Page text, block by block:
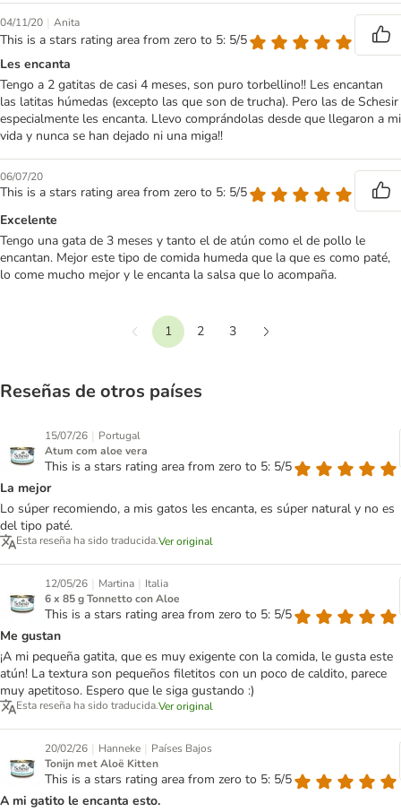
04/11/20 | Anita
This is a stars rating area from zero to 5: 5/5
Les encanta
Tengo a 2 gatitas de casi 4 meses, son puro torbellino!! Les encantan
las latitas húmedas (excepto las que son de trucha). Pero las de Schesir
especialmente les encanta. Llevo comprándolas desde que llegaron a mi
vida y nunca se han dejado ni una miga!!
06/07/20
This is a stars rating area from zero to 5: 5/5
Excelente
Tengo una gata de 3 meses y tanto el de atún como el de pollo le
encantan. Mejor este tipo de comida humeda que la que es como paté,
lo come mucho mejor y le encanta la salsa que lo acompaña.
Anterior
1 2
3
Reseñas de otros países
15/07/26 | Portugal
Atum com aloe vera
This is a stars rating area from zero to 5: 5/5
La mejor
Lo súper recomiendo, a mis gatos les encanta, es súper natural y no es
del tipo paté.
Esta reseña ha sido traducida.Ver original
12/05/26 | Martina | Italia
6 x 85 g Tonnetto con Aloe
This is a stars rating area from zero to 5: 5/5
Me gustan
¡A mi pequeña gatita, que es muy exigente con la comida, le gusta este
atún! La textura son pequeños filetitos con un poco de caldito, parece
muy apetitoso. Espero que le siga gustando :)
Esta reseña ha sido traducida.Ver original
20/02/26 | Hanneke | Países Bajos
Tonijn met Aloë Kitten
This is a stars rating area from zero to 5: 5/5
A mi gatito le encanta esto.